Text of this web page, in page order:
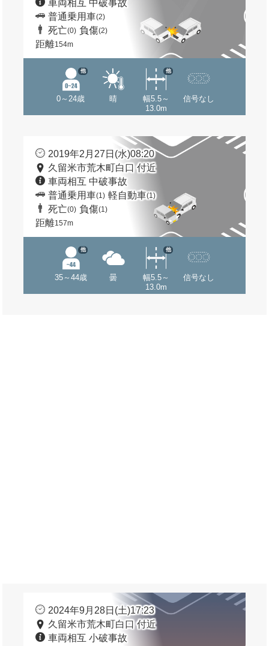
車両相互 中破事故
普通乗用車(2)
死亡(0) 負傷(2)
距離154m
0～24歳
他
晴
幅5.5～
13.0m
他
信号なし
2019年2月27日(水)08:20
久留米市荒木町白口 付近
車両相互 中破事故
普通乗用車(1) 軽自動車(1)
死亡(0) 負傷(1)
距離157m
35～44歳
他
曇
幅5.5～
13.0m
他
信号なし
2024年9月28日(土)17:23
久留米市荒木町白口 付近
車両相互 小破事故